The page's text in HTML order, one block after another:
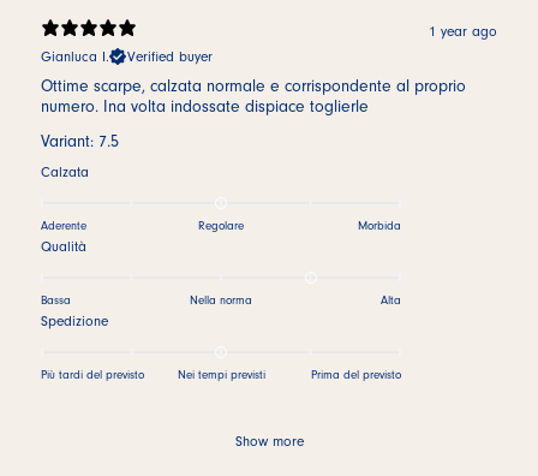
1 year ago
Gianluca I.
Verified buyer
Ottime scarpe, calzata normale e corrispondente al proprio
numero. Ina volta indossate dispiace toglierle
Variant: 7.5
Calzata
Aderente Regolare Morbida
Qualità
Bassa Nella norma Alta
Spedizione
Più tardi del previsto Nei tempi previsti Prima del previsto
Show more